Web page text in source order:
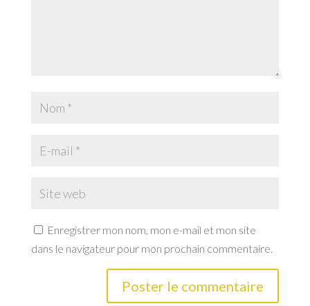
Enregistrer mon nom, mon e-mail et mon site
dans le navigateur pour mon prochain commentaire.